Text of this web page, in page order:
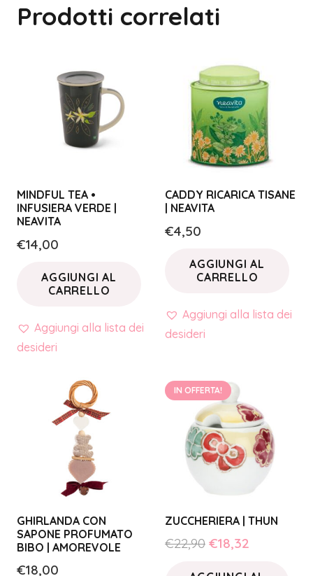
Prodotti correlati
MINDFUL TEA •
INFUSIERA VERDE |
NEAVITA
€14,00
AGGIUNGI AL
CARRELLO
Aggiungi alla lista dei
desideri
CADDY RICARICA TISANE
| NEAVITA
€4,50
AGGIUNGI AL
CARRELLO
Aggiungi alla lista dei
desideri
GHIRLANDA CON
SAPONE PROFUMATO
BIBO | AMOREVOLE
€18,00
IN OFFERTA!
ZUCCHERIERA | THUN
€22,90 Il
€18,32